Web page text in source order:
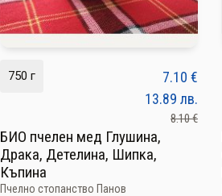
750 г 7.10 €
13.89 лв.
8.10 €
БИО пчелен мед Глушина,
Драка, Детелина, Шипка,
Къпина
Пчелно стопанство Панов